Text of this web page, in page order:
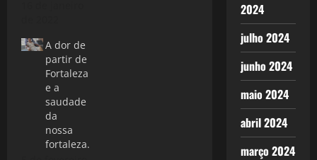
A dor de
partir de
Fortaleza
e a
saudade
da
nossa
fortaleza.
2024
julho 2024
junho 2024
maio 2024
abril 2024
março 2024